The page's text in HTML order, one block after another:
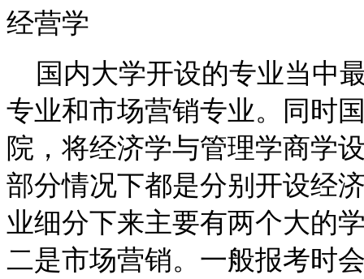
经营学
国内大学开设的专业当中
专业和市场营销专业。同时
院，将经济学与管理学商学
部分情况下都是分别开设经
业细分下来主要有两个大的
二是市场营销。一般报考时